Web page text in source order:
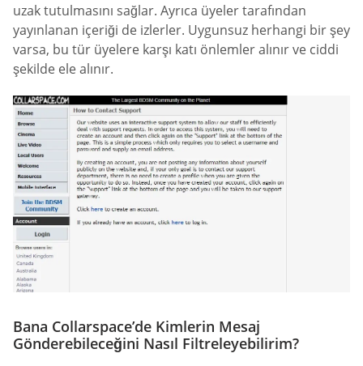
uzak tutulmasını sağlar. Ayrıca üyeler tarafından
yayınlanan içeriği de izlerler. Uygunsuz herhangi bir şey
varsa, bu tür üyelere karşı katı önlemler alınır ve ciddi
şekilde ele alınır.
Bana Collarspace’de Kimlerin Mesaj
Gönderebileceğini Nasıl Filtreleyebilirim?